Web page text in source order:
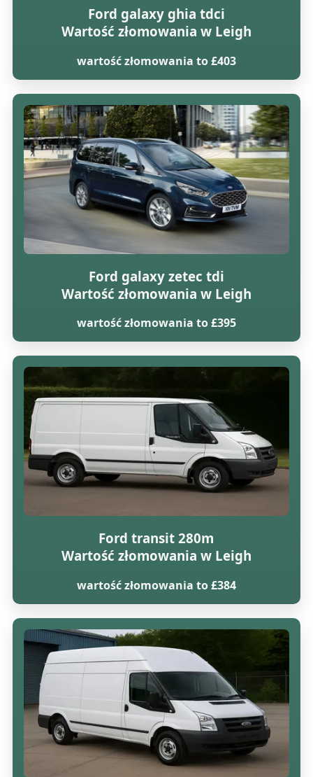
Ford galaxy ghia tdci
Wartość złomowania w Leigh
wartość złomowania to £403
Ford galaxy zetec tdi
Wartość złomowania w Leigh
wartość złomowania to £395
Ford transit 280m
Wartość złomowania w Leigh
wartość złomowania to £384